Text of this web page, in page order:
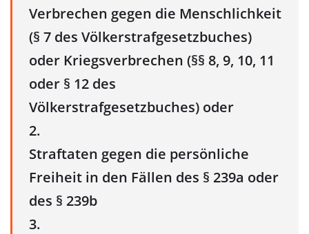
Verbrechen gegen die Menschlichkeit
(§ 7 des Völkerstrafgesetzbuches)
oder Kriegsverbrechen (§§ 8, 9, 10, 11
oder § 12 des
Völkerstrafgesetzbuches) oder
2.
Straftaten gegen die persönliche
Freiheit in den Fällen des § 239a oder
des § 239b
3.